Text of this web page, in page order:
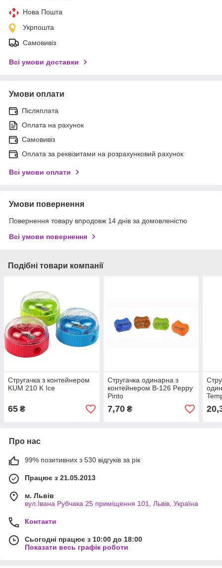
Нова Пошта
Укрпошта
Самовивіз
Всі умови доставки
Умови оплати
Післяплата
Оплата на рахунок
Самовивіз
Оплата за реквізитами на розрахунковий рахунок
Всі умови оплати
Умови повернення
Повернення товару впродовж 14 днів за домовленістю
Всі умови повернення
Подібні товари компанії
Стругачка з контейнером
KUM 210 K Ice
65 ₴
Стругачка одинарна з
контейнером В-126 Peppy
Pinto
7,70₴
Про нас
99% позитивних з 530 відгуків за рік
Працює з 21.05.2013
м. Львів
вул.Івана Рубчака 25 приміщення 101, Львів, Україна
Контакти
Сьогодні працює з 10:00 до 18:00
Показати весь графік роботи